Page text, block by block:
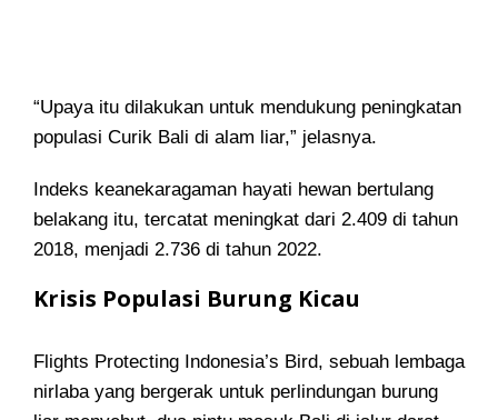
“Upaya itu dilakukan untuk mendukung peningkatan
populasi Curik Bali di alam liar,” jelasnya.
Indeks keanekaragaman hayati hewan bertulang
belakang itu, tercatat meningkat dari 2.409 di tahun
2018, menjadi 2.736 di tahun 2022.
Krisis Populasi Burung Kicau
Flights Protecting Indonesia’s Bird, sebuah lembaga
nirlaba yang bergerak untuk perlindungan burung